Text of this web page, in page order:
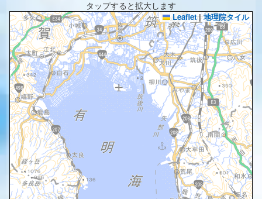
タップすると拡大します
Leaflet | 地理院タイル